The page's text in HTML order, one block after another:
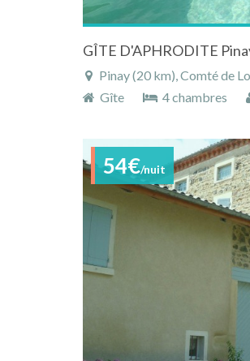
GÎTE D'APHRODITE
Pinay (20 km), Comté de
Gîte
4 chambres
54€/nuit